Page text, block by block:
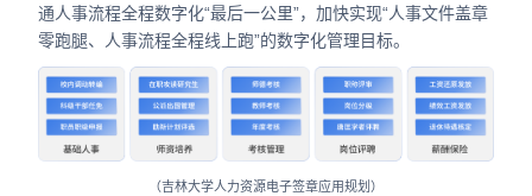
通人事流程全程数字化“最后一公里”，加快实现“人事文件盖章
零跑腿、人事流程全程线上跑”的数字化管理目标。
（吉林大学人力资源电子签章应用规划）